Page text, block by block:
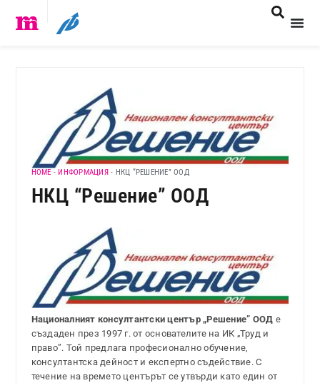
HOME -ИНФОРМАЦИЯ- НКЦ “РЕШЕНИЕ” ООД
НКЦ “Решение” ООД
Националният консултантски център „Решение” ООД е
създаден през 1997 г. от основателите на ИК „Труд и
право”. Той предлага професионално обучение,
консултантска дейност и експертно съдействие. С
течение на времето центърът се утвърди като един от